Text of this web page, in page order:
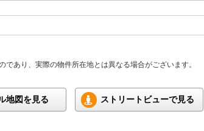
あり、実際の物件所在地とは異なる場合がございます。
地図を見る ストリートビューで見る